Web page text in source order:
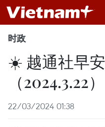
时政
☀️ 越通社早
（2024.3.22）
22/03/2024 01:38